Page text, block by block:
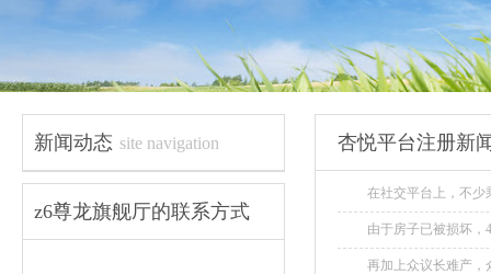
新闻动态 site navigation
z6尊龙旗舰厅的联系方式
杏悦平台注册新
在社交平台上，不少
由于房子已被损坏，
再加上众议长难产，